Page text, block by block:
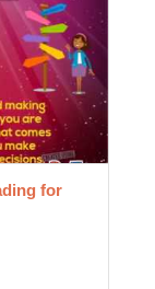
for